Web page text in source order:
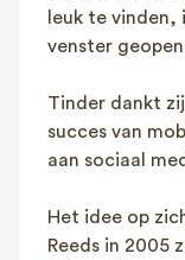
leuk te
venster
Tinder dankt
succes van
aan sociaal
Het idee op
Reeds in 2005